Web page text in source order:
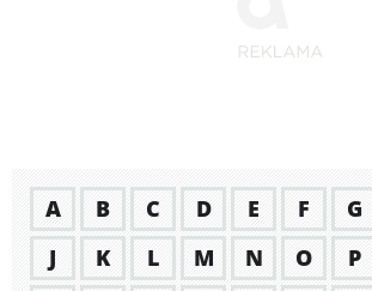
A B C D E F G
J
K L M N O P